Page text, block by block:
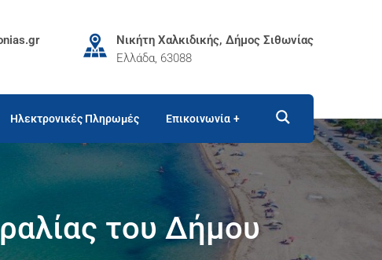
Νικήτη Χαλκιδικής, Δήμος Σιθωνίας
Ελλάδα, 63088
Ηλεκτρονικές Πληρωμές Επικοινωνία
του Δήμου